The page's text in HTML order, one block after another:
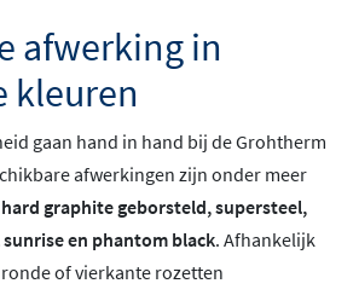
afwerking in
kleuren
gaan hand in hand bij de Grohtherm
afwerkingen zijn onder meer
graphite geborsteld, supersteel,
en phantom black. Afhankelijk
of vierkante rozetten